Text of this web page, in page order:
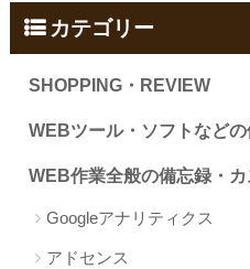
カテゴリー
SHOPPING・REVIEW
WEBツール・ソフトなど
WEB作業全般の備忘録・
Googleアナリティクス
アドセンス